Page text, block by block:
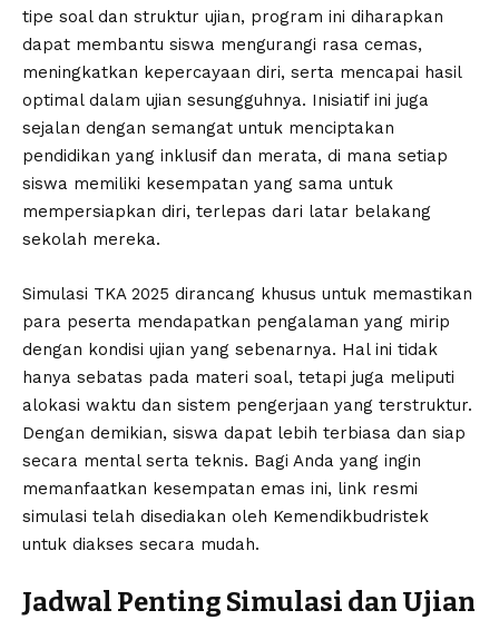
tipe soal dan struktur ujian, program ini diharapkan
dapat membantu siswa mengurangi rasa cemas,
meningkatkan kepercayaan diri, serta mencapai hasil
optimal dalam ujian sesungguhnya. Inisiatif ini juga
sejalan dengan semangat untuk menciptakan
pendidikan yang inklusif dan merata, di mana setiap
siswa memiliki kesempatan yang sama untuk
mempersiapkan diri, terlepas dari latar belakang
sekolah mereka.
Simulasi TKA 2025 dirancang khusus untuk memastikan
para peserta mendapatkan pengalaman yang mirip
dengan kondisi ujian yang sebenarnya. Hal ini tidak
hanya sebatas pada materi soal, tetapi juga meliputi
alokasi waktu dan sistem pengerjaan yang terstruktur.
Dengan demikian, siswa dapat lebih terbiasa dan siap
secara mental serta teknis. Bagi Anda yang ingin
memanfaatkan kesempatan emas ini, link resmi
simulasi telah disediakan oleh Kemendikbudristek
untuk diakses secara mudah.
Jadwal Penting Simulasi dan Ujian